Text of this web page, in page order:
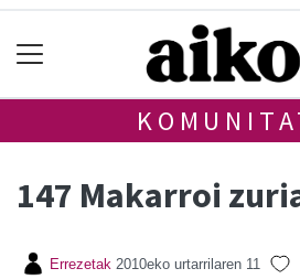
147 Makarroi
Errezetak 2010eko urtarrilaren 11